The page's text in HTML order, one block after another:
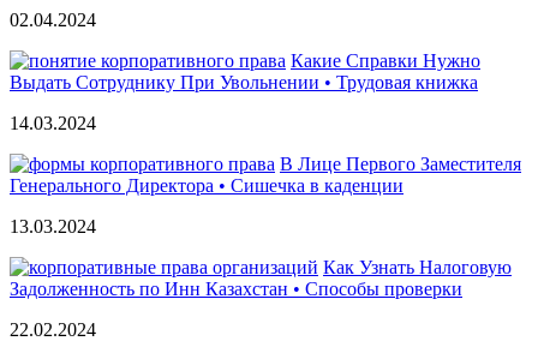
02.04.2024
Какие Справки Нужно
Выдать Сотруднику При Увольнении • Трудовая книжка
14.03.2024
В Лице Первого Заместителя
Генерального Директора • Сишечка в каденции
13.03.2024
Как Узнать Налоговую
Задолженность по Инн Казахстан • Способы проверки
22.02.2024